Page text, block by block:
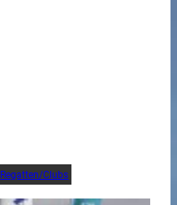
Regatten/Clubs